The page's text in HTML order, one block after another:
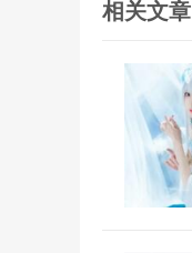
相关文章